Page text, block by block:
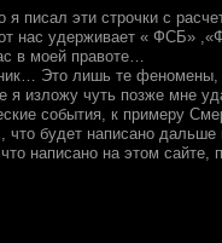
писал эти строчки с
нас удерживает « ФСБ»
в моей правоте…
Это лишь те
изложу чуть позже мне
события, к примеру
будет написано
написано на этом